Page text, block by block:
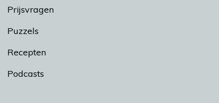
Prijsvragen
Puzzels
Recepten
Podcasts